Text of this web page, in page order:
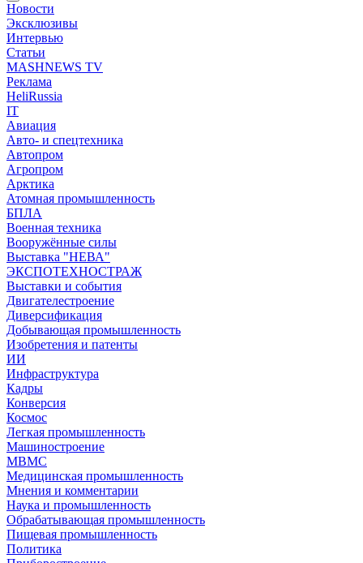
Новости
Эксклюзивы
Интервью
Статьи
MASHNEWS TV
Реклама
HeliRussia
IT
Авиация
Авто- и спецтехника
Автопром
Агропром
Арктика
Атомная промышленность
БПЛА
Военная техника
Вооружённые силы
Выставка "НЕВА"
ЭКСПОТЕХНОСТРАЖ
Выставки и события
Двигателестроение
Диверсификация
Добывающая промышленность
Изобретения и патенты
ИИ
Инфраструктура
Кадры
Конверсия
Космос
Легкая промышленность
Машиностроение
МВМС
Медицинская промышленность
Мнения и комментарии
Наука и промышленность
Обрабатывающая промышленность
Пищевая промышленность
Политика